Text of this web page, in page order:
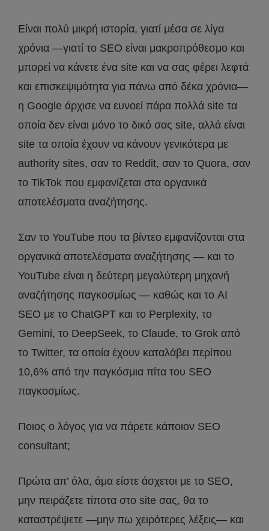
Είναι πολύ μικρή ιστορία, γιατί μέσα σε λίγα
χρόνια —γιατί το SEO είναι μακροπρόθεσμο και
μπορεί να κάνετε ένα site και να σας φέρει λεφτά
και επισκεψιμότητα για πάνω από δέκα χρόνια—
η Google άρχισε να ευνοεί πάρα πολλά site τα
οποία δεν είναι μόνο το δικό σας site, αλλά είναι
site τα οποία έχουν να κάνουν γενικότερα με
authority sites, σαν το Reddit, σαν το Quora, σαν
το TikTok που εμφανίζεται στα οργανικά
αποτελέσματα αναζήτησης.
Σαν το YouTube που τα βίντεο εμφανίζονται στα
οργανικά αποτελέσματα αναζήτησης — και το
YouTube είναι η δεύτερη μεγαλύτερη μηχανή
αναζήτησης παγκοσμίως — καθώς και το AI
SEO με το ChatGPT και το Perplexity, το
Gemini, το DeepSeek, το Claude, το Grok από
το Twitter, τα οποία έχουν καταλάβει περίπου
10,6% από την παγκόσμια πίτα του SEO
παγκοσμίως.
Ποιος ο λόγος για να πάρετε κάποιον SEO
consultant;
Πρώτα απ’ όλα, άμα είστε άσχετοι με το SEO,
μην πειράζετε τίποτα στο site σας, θα το
καταστρέψετε —μην πω χειρότερες λέξεις— και